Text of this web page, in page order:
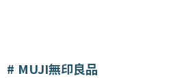
MUJI無印良品